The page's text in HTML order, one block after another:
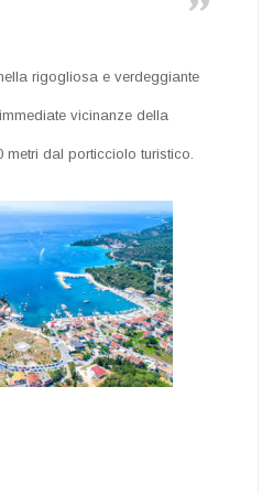
rigogliosa e verdeggiante
vicinanze della
dal porticciolo turistico.